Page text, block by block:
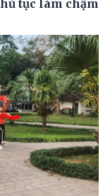
tục làm chậm